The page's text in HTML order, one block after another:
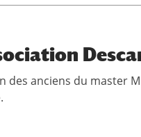
des anciens du master